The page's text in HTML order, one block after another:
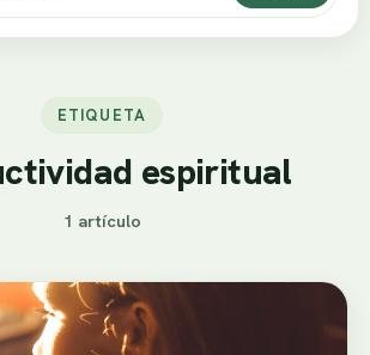
ETIQUETA
espiritual
1 artículo